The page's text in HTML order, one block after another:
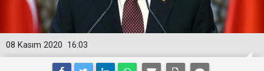
16:03
08 Kasım 2020